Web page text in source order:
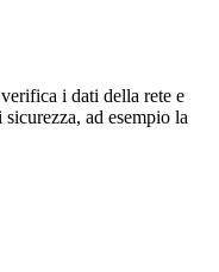
i dati della rete e
ad esempio la